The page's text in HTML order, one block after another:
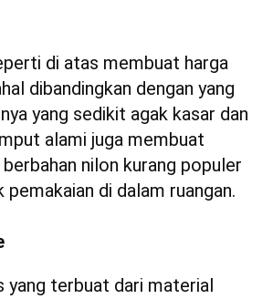
di atas membuat harga
dibandingkan dengan yang
yang sedikit agak kasar dan
alami juga membuat
nilon kurang populer
pemakaian di dalam ruangan.
yang terbuat dari material